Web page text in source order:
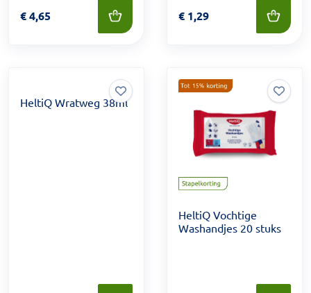
Prijs: € 4,65
€4,65 Prijs: € 1,29
€ 1,29
HeltiQ Wratweg 38ml
HeltiQ Vochtige
Washandjes 20 stuks